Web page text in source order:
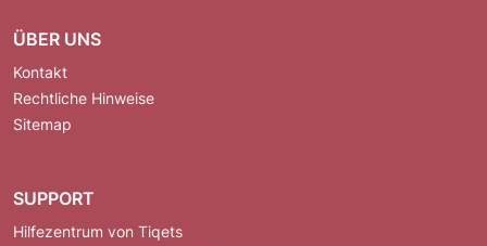
ÜBER UNS
Kontakt
Rechtliche Hinweise
Sitemap
SUPPORT
Hilfezentrum von Tiqets